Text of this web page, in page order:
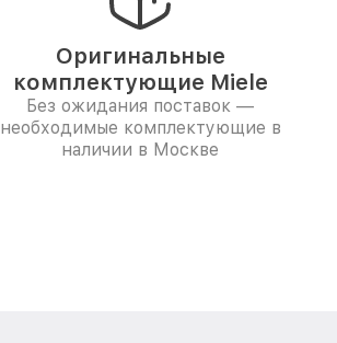
Оригинальные
комплектующие Miele
Без ожидания поставок —
необходимые комплектующие в
наличии в Москве